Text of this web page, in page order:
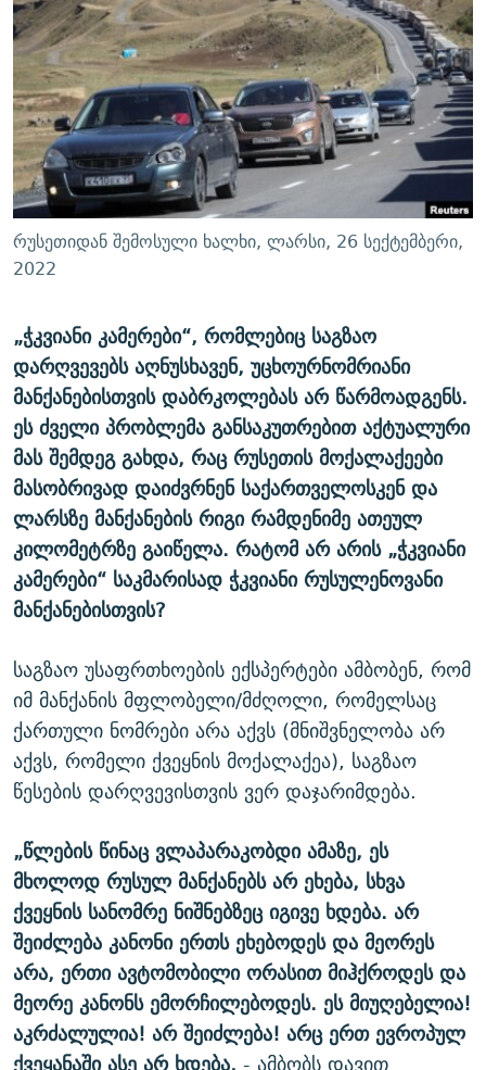
ᲛᲝᲚᲐᲞᲐᲠᲐᲙᲔ ᲢᲔᲥᲡᲢᲔᲑᲘ
ᲨᲘᲜ - ᲣᲪᲮᲝᲔᲗᲨᲘ
ᲚᲘᲢᲔᲠᲐᲢᲣᲠᲣᲚᲘ ᲬᲐᲮᲜᲐᲒᲔᲑᲘ
ᲐᲛᲔᲠᲘᲙᲣᲚᲘ ᲛᲝᲗᲮᲠᲝᲑᲐ
ᲘᲛᲞᲔᲠᲘᲐ ᲓᲐ ᲠᲐᲓᲘᲝ
ᲩᲔᲛᲘ ᲡᲘᲙᲕᲓᲘᲚᲘᲡ ᲛᲘᲖᲔᲖᲘᲐ COVID-19
11 ᲬᲔᲚᲘ - 11 ᲐᲛᲑᲐᲕᲘ
ᲡᲐᲞᲐᲠᲚᲐᲛᲔᲜᲢᲝ ᲐᲠᲩᲔᲕᲜᲔᲑᲘᲡ ᲘᲡᲢᲝᲠᲘᲐ
ᲑᲐᲕᲨᲕᲔᲑᲘ ᲞᲠᲝᲡᲢᲘᲢᲣᲪᲘᲐᲨᲘ - ᲐᲛᲝᲣᲗᲥᲛᲔᲚᲘ ᲐᲛᲑᲐᲕᲘ
5 ᲐᲛᲑᲐᲕᲘ - 20 ᲘᲕᲜᲘᲡᲡ ᲓᲐᲨᲐᲕᲔᲑᲣᲚᲔᲑᲘ
ᲐᲒᲕᲘᲡᲢᲝᲡ ᲝᲛᲘ
ПРИВЕТ ᲙᲣᲚᲢᲣᲠᲐ
ᲒᲐᲛᲝᲘᲬᲔᲠᲔ
რთე/რთ-ის ყველა საიტი
რუსეთიდან შემოსული ხალხი, ლარსი, 26 სექტემბერი,
2022
„ჭკვიანიკამერები“, რომლებიც საგზაო
დარღვევებს აღნუსხავენ, უცხოურნომრიანი
მანქანებისთვის დაბრკოლებას არ წარმოადგენს.
ესძველი პრობლემაგანსაკუთრებით აქტუალური
მასშემდეგგახდა, რაც რუსეთისმოქალაქეები
მასობრივად დაიძვრნენ საქართველოსკენ და
ლარსზემანქანების რიგი რამდენიმე ათეულ
კილომეტრზეგაიწელა. რატომ არ არის „ჭკვიანი
კამერები“ საკმარისად ჭკვიანი რუსულენოვანი
მანქანებისთვის?
საგზაო უსაფრთხოების ექსპერტები ამბობენ, რომ
იმ მანქანის მფლობელი/მძღოლი, რომელსაც
ქართული ნომრები არა აქვს (მნიშვნელობა არ
აქვს, რომელი ქვეყნის მოქალაქეა), საგზაო
წესების დარღვევისთვის ვერ დაჯარიმდება.
„წლების წინაცვლაპარაკობდი ამაზე, ეს
მხოლოდ რუსულმანქანებს არ ეხება, სხვა
ქვეყნის სანომრე ნიშნებზეციგივე ხდება. არ
შეიძლებაკანონი ერთს ეხებოდეს დამეორეს
არა, ერთი ავტომობილი ორასითმიჰქროდეს და
მეორეკანონს ემორჩილებოდეს. ესმიუღებელია!
აკრძალულია! არშეიძლება! არც ერთ ევროპულ